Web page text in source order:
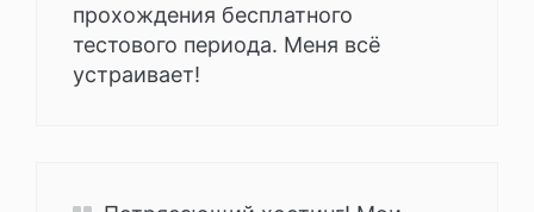
прохождения бесплатного
тестового периода. Меня всё
устраивает!